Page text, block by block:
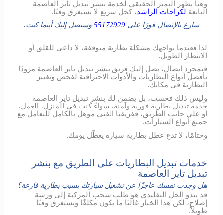
وهنا يظهر التميز الحقيقي لخدمة بنشر تبديل تاير العاصمة
التابعة لكراجات الراشد، كحل سريع لا يستغرق وقتًا.
سارع بالإتصال فورًا على 55172929 وسنصل إليك أينما كنت.
لذا فعندما تواجهك مشكلة بطارية متوقفة، لا داعي للقلق أو
الانتظار الطويل.
فبمجرد اتصال، يصل إليك فريق بنشر تبديل تاير العاصمة مزودًا
بأفضل أنواع البطاريات والأدوات الاحترافية لفحص وتغيير
البطارية في مكانك.
وليس ذلك فحسب، بل يضمن لك بنشر تبديل تاير العاصمة
خدمة تبديل بطارية فورية وآمنة، سواءً كنت في المنزل، العمل،
أو على جانب الطريق، ففريقنا الفني مؤهل بالكامل للتعامل مع
جميع أنواع السيارات.
وختامًا، لا تدع عطل بطارية سيارة يعطّل يومك.
خدمات تبديل البطاريات على الطريق مع بنشر
تبديل تاير العاصمة
هل وجدت نفسك عاجزًا عن تشغيل سيارتك بسبب بطارية فارغة؟
قد يبدو الحل التقليدي هو طلب سحب المركبة إلى ورشة
إصلاح، لكن هذا الخيار غالبًا ما يكون مكلفًا ويستغرق وقتًا
طويلاً.